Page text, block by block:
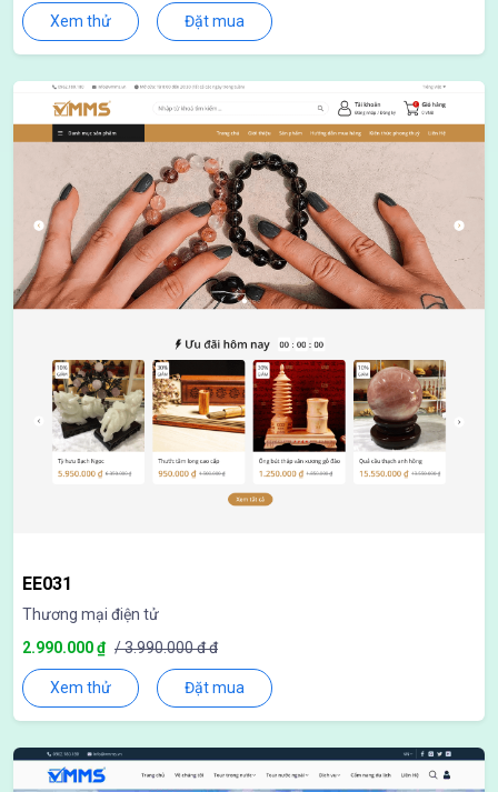
Xem thử Đặt mua
EE031
Thương mại điện tử
2.990.000 ₫ / 3.990.000 đ đ
Xem thử Đặt mua